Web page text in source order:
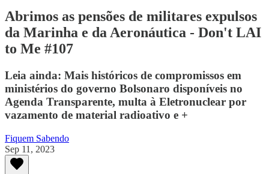
Abrimos as pensões de militares expulsos
da Marinha e da Aeronáutica - Don't LAI
to Me #107
Leia ainda: Mais históricos de compromissos em
ministérios do governo Bolsonaro disponíveis no
Agenda Transparente, multa à Eletronuclear por
vazamento de material radioativo e +
Fiquem Sabendo
Sep 11, 2023